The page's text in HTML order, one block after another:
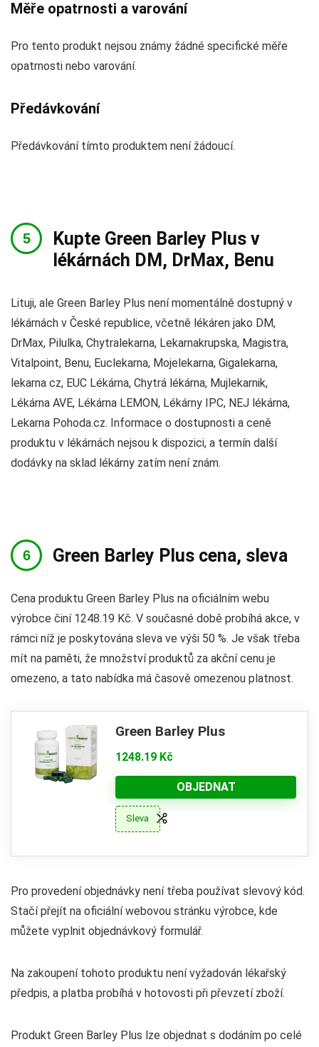
Měře opatrnosti a varování
Pro tento produkt nejsou známy žádné specifické měře
opatrnosti nebo varování.
Předávkování
Předávkování tímto produktem není žádoucí.
Kupte Green Barley Plus v
lékárnách DM, DrMax, Benu
Lituji, ale Green Barley Plus není momentálně dostupný v
lékárnách v České republice, včetně lékáren jako DM,
DrMax, Pilulka, Chytralekarna, Lekarnakrupska, Magistra,
Vitalpoint, Benu, Euclekarna, Mojelekarna, Gigalekarna,
lekarna cz, EUC Lékárna, Chytrá lékárna, Mujlekarnik,
Lékárna AVE, Lékárna LEMON, Lékárny IPC, NEJ lékárna,
Lekarna Pohoda.cz. Informace o dostupnosti a ceně
produktu v lékárnách nejsou k dispozici, a termín další
dodávky na sklad lékárny zatím není znám.
Green Barley Plus cena, sleva
Cena produktu Green Barley Plus na oficiálním webu
výrobce činí 1248.19 Kč. V současné době probíhá akce, v
rámci níž je poskytována sleva ve výši 50 %. Je však třeba
mít na paměti, že množství produktů za akční cenu je
omezeno, a tato nabídka má časově omezenou platnost.
Green Barley Plus
1248.19 Kč
OBJEDNAT
Sleva
Pro provedení objednávky není třeba používat slevový kód.
Stačí přejít na oficiální webovou stránku výrobce, kde
můžete vyplnit objednávkový formulář.
Na zakoupení tohoto produktu není vyžadován lékařský
předpis, a platba probíhá v hotovosti při převzetí zboží.
Produkt Green Barley Plus lze objednat s dodáním po celé